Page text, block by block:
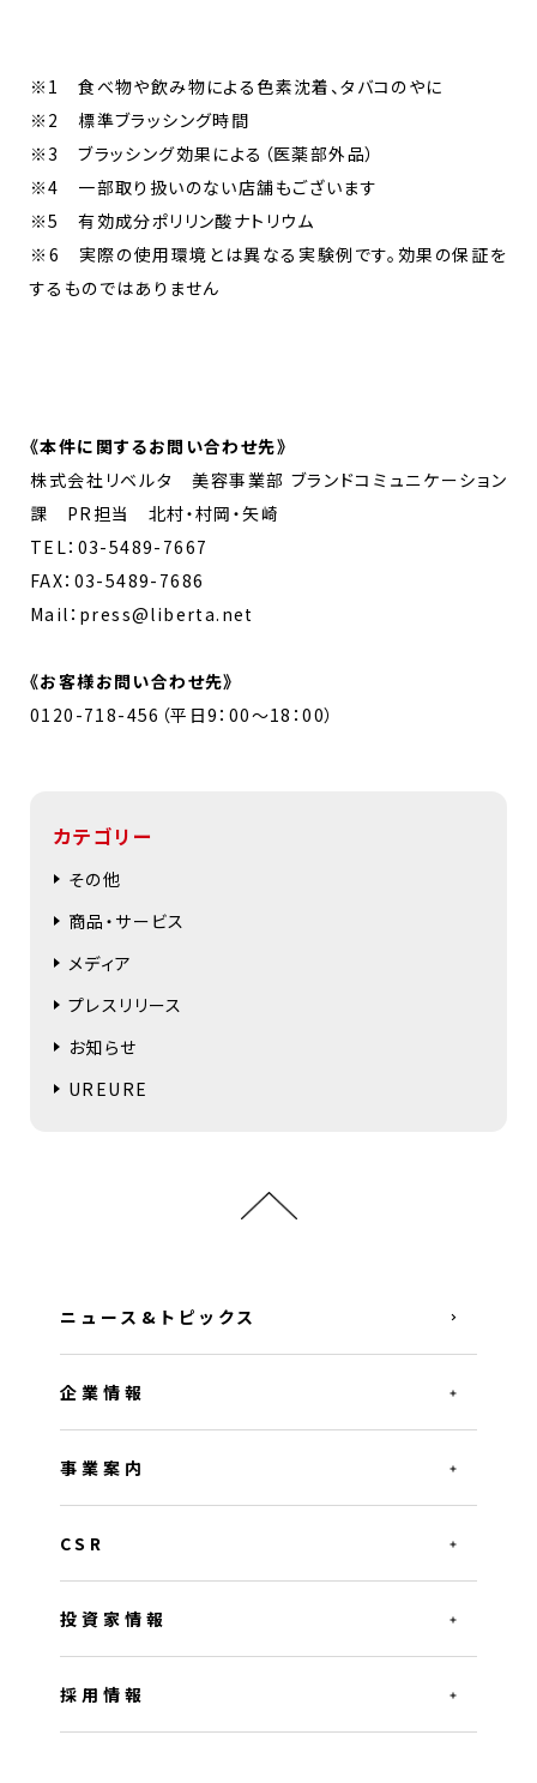
※1 食べ物や飲み物による色素沈着、タバコのやに
※2 標準ブラッシング時間
※3 ブラッシング効果による（医薬部外品）
※4 一部取り扱いのない店舗もございます
※5 有効成分ポリリン酸ナトリウム
※6 実際の使用環境とは異なる実験例です。効果の保証を
するものではありません​
《本件に関するお問い合わせ先》
株式会社リベルタ 美容事業部 ブランドコミュニケーション
課 PR担当 北村・村岡・矢崎
TEL：03-5489-7667
FAX：03-5489-7686
Mail：press@liberta.net
《お客様お問い合わせ先》
0120-718-456（平日9：00～18：00）
カテゴリー
その他
商品・サービス
メディア
プレスリリース
お知らせ
UREURE
ニュース&トピックス
企業情報
事業案内
CSR
投資家情報
採用情報